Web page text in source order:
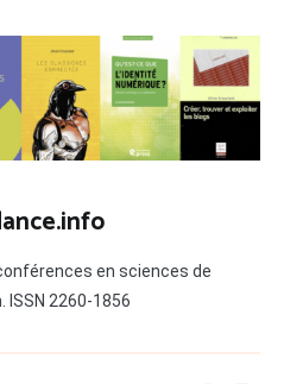
en sciences de
ISSN 2260-1856